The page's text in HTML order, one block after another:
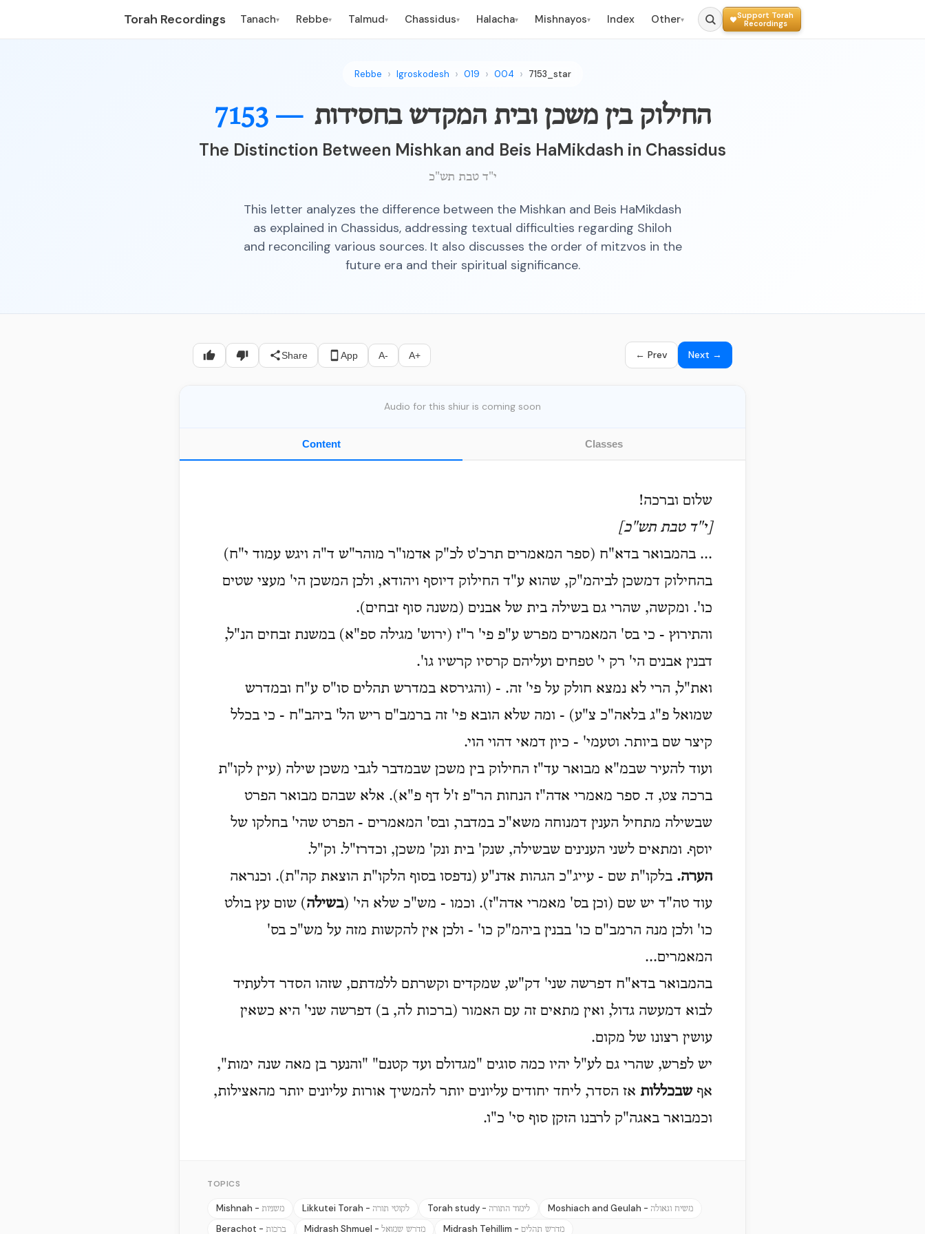
Torah Recordings Tanach▾ Rebbe▾ Talmud▾ Chassidus▾ Halacha▾ Mishnayos▾ Index Other▾
Support Torah
Recordings
Rebbe Igroskodesh 019 004 7153_star
7153 — החילוק בין משכן ובית המקדש בחסידות
The Distinction Between Mishkan and Beis HaMikdash in Chassidus
י"ד טבת תש"כ
This letter analyzes the difference between the Mishkan and Beis HaMikdash
as explained in Chassidus, addressing textual difficulties regarding Shiloh
and reconciling various sources. It also discusses the order of mitzvos in the
future era and their spiritual significance.
Share App A- A+ ← Prev Next →
Audio for this shiur is coming soon
Content Classes
שלום וברכה!
[י"ד טבת תש"כ]
... בהמבואר בדא"ח (ספר המאמרים תרכ'ט לכ"ק אדמו"ר מוהר"ש ד"ה ויגש עמוד י"ח)
בהחילוק דמשכן לביהמ"ק, שהוא ע"ד החילוק דיוסף ויהודא, ולכן המשכן הי' מעצי שטים
כו'. ומקשה, שהרי גם בשילה בית של אבנים (משנה סוף זבחים).
והתירוץ - כי בס' המאמרים מפרש ע"פ פי' ר"ז (ירוש' מגילה ספ"א) במשנת זבחים הנ"ל,
דבנין אבנים הי' רק י' טפחים ועליהם קרסיו קרשיו גו'.
ואת"ל, הרי לא נמצא חולק על פי' זה. - (והגירסא במדרש תהלים סו"ס ע"ח ובמדרש
שמואל פ"ג בלאה"כ צ"ע) - ומה שלא הובא פי' זה ברמב"ם ריש הל' ביהב"ח - כי בכלל
קיצר שם ביותר. וטעמי' - כיון דמאי דהוי הוי.
ועוד להעיר שבמ"א מבואר עד"ז החילוק בין משכן שבמדבר לגבי משכן שילה (עיין לקו"ת
ברכה צט, ד. ספר מאמרי אדה"ז הנחות הר"פ ז'ל דף פ"א). אלא שבהם מבואר הפרט
שבשילה מתחיל הענין דמנוחה משא"כ במדבר, ובס' המאמרים - הפרט שהי' בחלקו של
יוסף. ומתאים לשני הענינים שבשילה, שנק' בית ונק' משכן, וכדרז"ל. וק"ל.
הערה. בלקו"ת שם - עייג"כ הגהות אדנ"ע (נדפסו בסוף הלקו"ת הוצאת קה"ת). וכנראה
עוד טה"ד יש שם (וכן בס' מאמרי אדה"ז). וכמו - מש"כ שלא הי' (בשילה) שום עץ בולט
כו' ולכן מנה הרמב"ם כו' בבנין ביהמ"ק כו' - ולכן אין להקשות מזה על מש"כ בס'
המאמרים...
בהמבואר בדא"ח דפרשה שני' דק"ש, שמקדים וקשרתם ללמדתם, שזהו הסדר דלעתיד
לבוא דמעשה גדול, ואין מתאים זה עם האמור (ברכות לה, ב) דפרשה שני' היא כשאין
עושין רצונו של מקום.
יש לפרש, שהרי גם לע"ל יהיו כמה סוגים "מגדולם ועד קטנם" "והנער בן מאה שנה ימות",
אףשבכללות אז הסדר, ליחד יחודים עליונים יותר להמשיך אורות עליונים יותר מהאצילות,
וכמבואר באגה"ק לרבנו הזקן סוף סי' כ"ו.
TOPICS
Mishnah - משניות Likkutei Torah - לקוטי תורה Torah study - לימוד התורה Moshiach and Geulah - משיח וגאולה
Berachot - ברכות Midrash Shmuel - מדרש שמואל Midrash Tehillim - מדרש תהלים